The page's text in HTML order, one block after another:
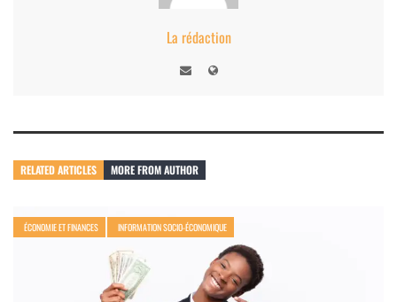
La rédaction
RELATED ARTICLES MORE FROM AUTHOR
ÉCONOMIE ET FINANCES INFORMATION SOCIO-ÉCONOMIQUE